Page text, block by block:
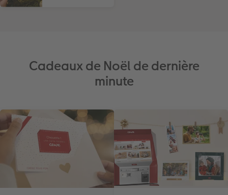
Cadeaux de Noël de dernière
minute